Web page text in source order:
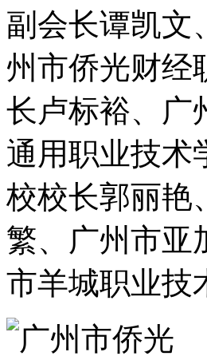
副会长谭凯文
州市侨光财经
长卢标裕、广
通用职业技术
校校长郭丽艳
繁、广州市亚
市羊城职业技